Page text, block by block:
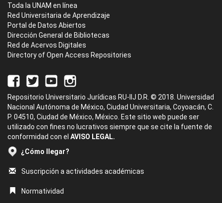
Toda la UNAM en línea
Red Universitaria de Aprendizaje
Portal de Datos Abiertos
Dirección General de Bibliotecas
Red de Acervos Digitales
Directory of Open Access Repositories
Repositorio Universitario Jurídicas RU-IIJ D.R. © 2018. Universidad
Nacional Autónoma de México, Ciudad Universitaria, Coyoacán, C.
P. 04510, Ciudad de México, México. Este sitio web puede ser
utilizado con fines no lucrativos siempre que se cite la fuente de
conformidad con el AVISO LEGAL.
¿Cómo llegar?
Suscripción a actividades académicas
Normatividad